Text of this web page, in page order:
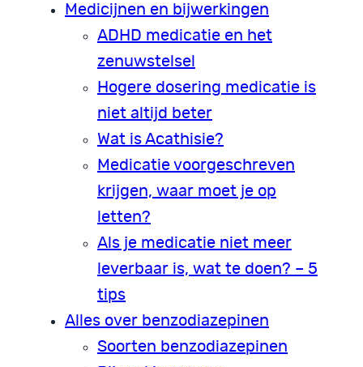
Medicijnen en bijwerkingen
ADHD medicatie en het
zenuwstelsel
Hogere dosering medicatie is
niet altijd beter
Wat is Acathisie?
Medicatie voorgeschreven
krijgen, waar moet je op
letten?
Als je medicatie niet meer
leverbaar is, wat te doen? – 5
tips
Alles over benzodiazepinen
Soorten benzodiazepinen